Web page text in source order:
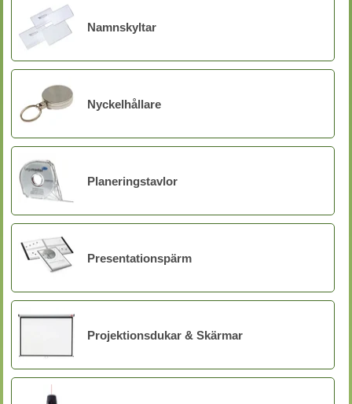
Namnskyltar
Nyckelhållare
Planeringstavlor
Presentationspärm
Projektionsdukar & Skärmar